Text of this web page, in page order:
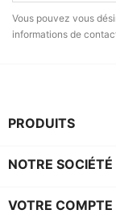
Vous pouvez vous
informations de
PRODUITS
NOTRE SOCIÉTÉ
VOTRE COMPTE